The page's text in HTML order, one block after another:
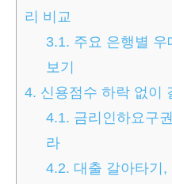
리 비교
3.1. 주요 은행별 우
보기
4. 신용점수 하락 없이
4.1. 금리인하요구
라
4.2. 대출 갈아타기